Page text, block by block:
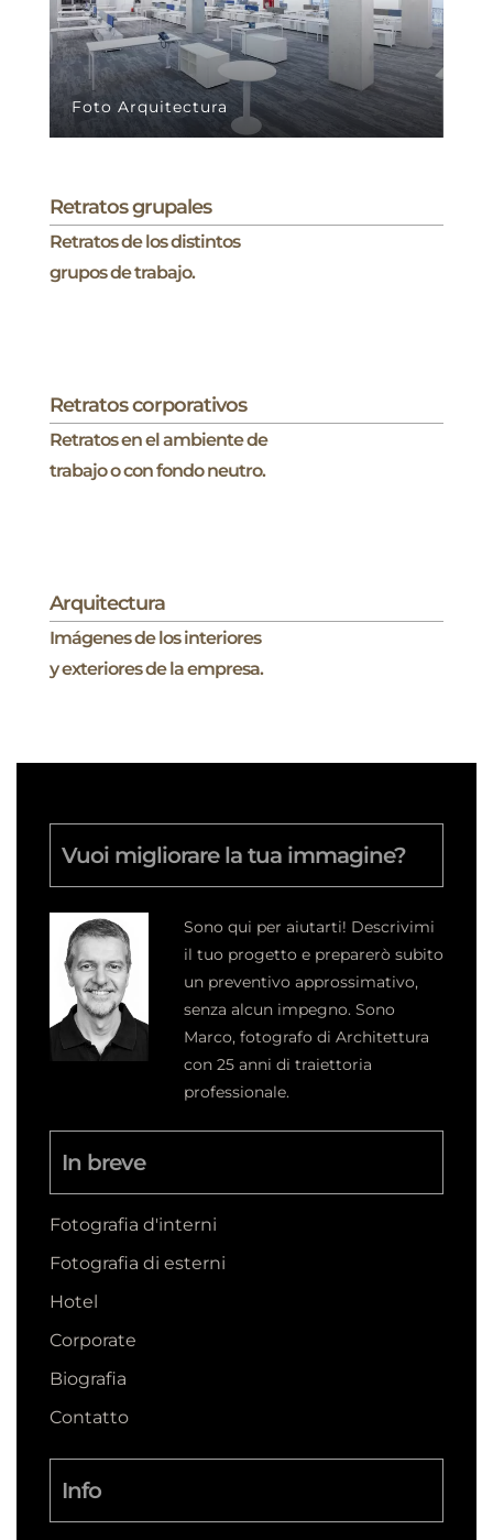
Foto Arquitectura
Retratos grupales
Retratos de los distintos
grupos de trabajo.
Retratos corporativos
Retratos en el ambiente de
trabajo o con fondo neutro.
Arquitectura
Imágenes de los interiores
y exteriores de la empresa.
Vuoi migliorare la tua immagine?
Sono qui per aiutarti! Descrivimi
il tuo progetto e preparerò subito
un preventivo approssimativo,
senza alcun impegno. Sono
Marco, fotografo di Architettura
con 25 anni di traiettoria
professionale.
In breve
Fotografia d'interni
Fotografia di esterni
Hotel
Corporate
Biografia
Contatto
Info